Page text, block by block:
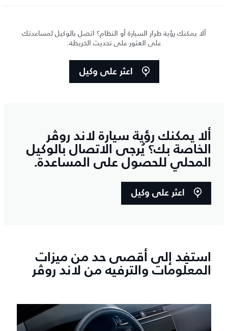
ألا يمكنك رؤية طراز السيارة أو النظام؟ اتصل بالوكيل لمساعدتك
على العثور على تحديث الخريطة.
اعثر على وكيل
ألا يمكنك رؤية سيارة لاند روڤر
الخاصة بك؟ يُرجى الاتصال بالوكيل
المحلي للحصول على المساعدة.
اعثر على وكيل
استفِد إلى أقصى حد من ميزات
المعلومات والترفيه من لاند روڤر